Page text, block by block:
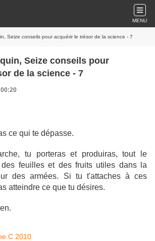
MENU
Seize conseils pour acquérir le trésor de la science - 7
Seize conseils pour
de la science - 7
ce qui te dépasse.
tu porteras et produiras, tout le
feuilles et des fruits utiles dans la
des armées. Si tu t'attaches à ces
atteindre ce que tu désires.
C 2010